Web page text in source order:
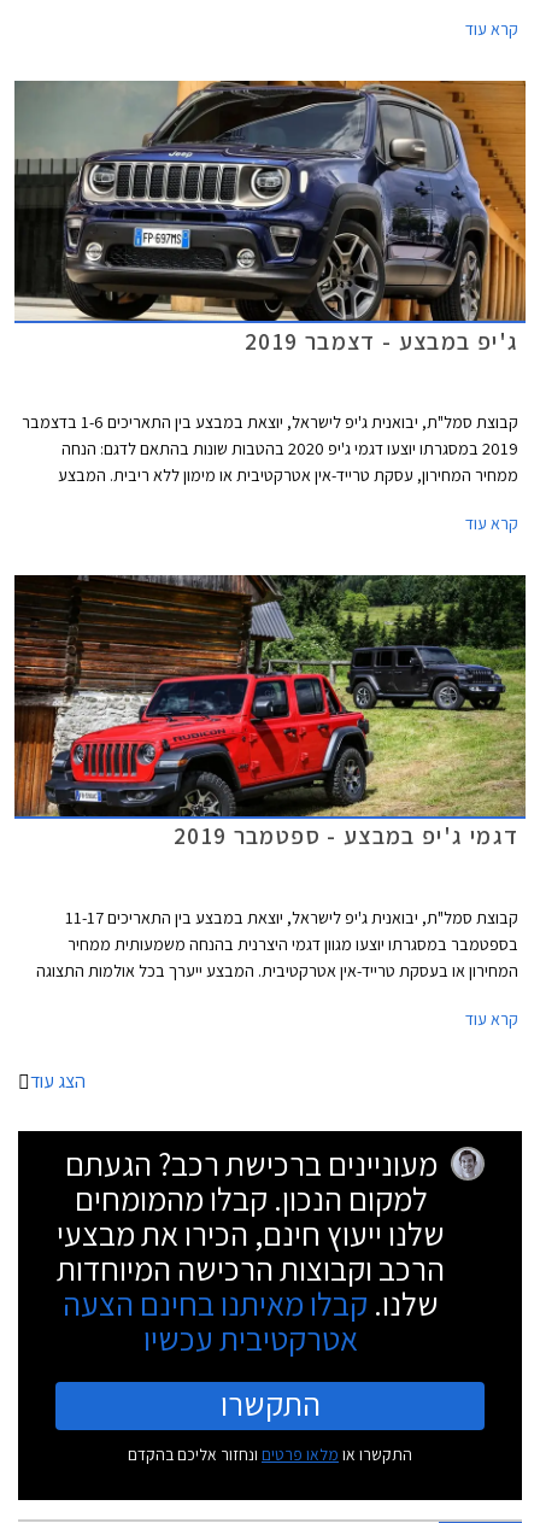
קרא עוד
ג'יפ במבצע - דצמבר 2019
קבוצת סמל"ת, יבואנית ג'יפ לישראל, יוצאת במבצע בין התאריכים 1-6 בדצמבר
2019 במסגרתו יוצעו דגמי ג'יפ 2020 בהטבות שונות בהתאם לדגם: הנחה
ממחיר המחירון, עסקת טרייד-אין אטרקטיבית או מימון ללא ריבית. המבצע
קרא עוד
דגמי ג'יפ במבצע - ספטמבר 2019
קבוצת סמל"ת, יבואנית ג'יפ לישראל, יוצאת במבצע בין התאריכים 11-17
בספטמבר במסגרתו יוצעו מגוון דגמי היצרנית בהנחה משמעותית ממחיר
המחירון או בעסקת טרייד-אין אטרקטיבית. המבצע ייערך בכל אולמות התצוגה
קרא עוד
הצג עוד
מעוניינים ברכישת רכב? הגעתם
למקום הנכון. קבלו מהמומחים
שלנו ייעוץ חינם, הכירו את מבצעי
הרכב וקבוצות הרכישה המיוחדות
שלנו. קבלו מאיתנו בחינם הצעה
אטרקטיבית עכשיו
התקשרו
התקשרו או מלאו פרטים ונחזור אליכם בהקדם